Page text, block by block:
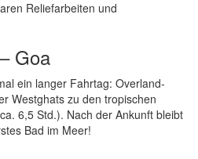
Reliefarbeiten und
Goa
ein langer Fahrtag: Overland-
Westghats zu den tropischen
6,5 Std.). Nach der Ankunft bleibt
Bad im Meer!